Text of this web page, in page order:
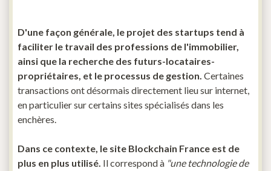
D'une façon générale, le projet des startups tend à
faciliter le travail des professions de l'immobilier,
ainsi que la recherche des futurs-locataires-
propriétaires, et le processus de gestion. Certaines
transactions ont désormais directement lieu sur internet,
en particulier sur certains sites spécialisés dans les
enchères.
Dans ce contexte, le site Blockchain France est de
plus en plus utilisé. Il correspond à "une technologie de